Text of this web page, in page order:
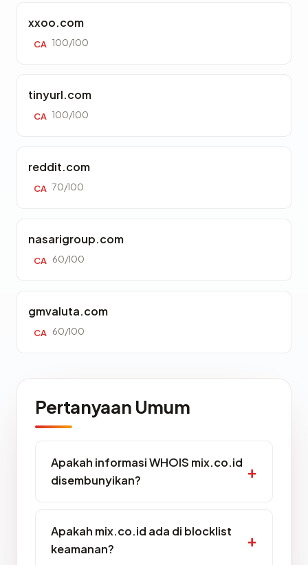
xxoo.com
CA 100/100
tinyurl.com
CA 100/100
reddit.com
CA 70/100
nasarigroup.com
CA 60/100
gmvaluta.com
CA 60/100
Pertanyaan Umum
Apakah informasi WHOIS mix.co.id
disembunyikan?
Apakah mix.co.id ada di blocklist
keamanan?